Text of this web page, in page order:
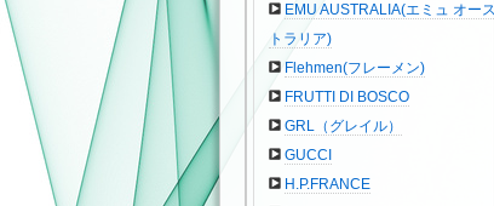
EMU AUSTRALIA(エミュ オース
トラリア)
Flehmen(フレーメン)
FRUTTI DI BOSCO
GRL（グレイル）
GUCCI
H.P.FRANCE